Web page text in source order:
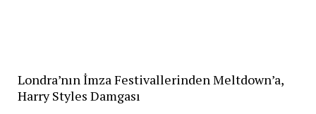
Londra’nın İmza Festivallerinden Meltdown’a,
Harry Styles Damgası